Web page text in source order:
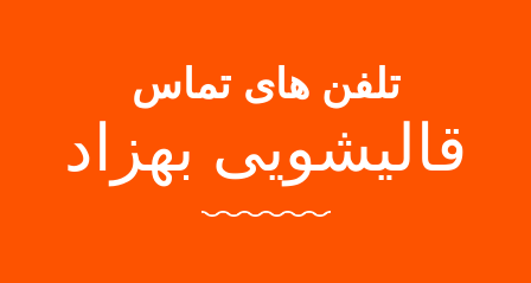
تلفن های تماس
قالیشویی بهزاد